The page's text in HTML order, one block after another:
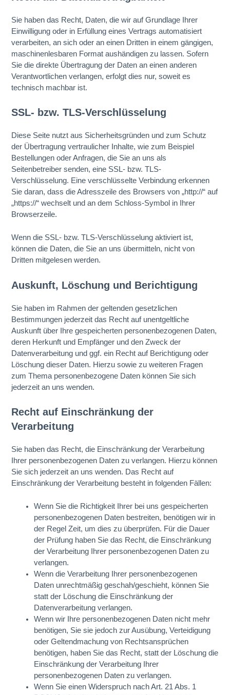
Sie haben das Recht, Daten, die wir auf Grundlage Ihrer
Einwilligung oder in Erfüllung eines Vertrags automatisiert
verarbeiten, an sich oder an einen Dritten in einem gängigen,
maschinenlesbaren Format aushändigen zu lassen. Sofern
Sie die direkte Übertragung der Daten an einen anderen
Verantwortlichen verlangen, erfolgt dies nur, soweit es
technisch machbar ist.
SSL- bzw. TLS-Verschlüsselung
Diese Seite nutzt aus Sicherheitsgründen und zum Schutz
der Übertragung vertraulicher Inhalte, wie zum Beispiel
Bestellungen oder Anfragen, die Sie an uns als
Seitenbetreiber senden, eine SSL- bzw. TLS-
Verschlüsselung. Eine verschlüsselte Verbindung erkennen
Sie daran, dass die Adresszeile des Browsers von „http://“ auf
„https://“ wechselt und an dem Schloss-Symbol in Ihrer
Browserzeile.
Wenn die SSL- bzw. TLS-Verschlüsselung aktiviert ist,
können die Daten, die Sie an uns übermitteln, nicht von
Dritten mitgelesen werden.
Auskunft, Löschung und Berichtigung
Sie haben im Rahmen der geltenden gesetzlichen
Bestimmungen jederzeit das Recht auf unentgeltliche
Auskunft über Ihre gespeicherten personenbezogenen Daten,
deren Herkunft und Empfänger und den Zweck der
Datenverarbeitung und ggf. ein Recht auf Berichtigung oder
Löschung dieser Daten. Hierzu sowie zu weiteren Fragen
zum Thema personenbezogene Daten können Sie sich
jederzeit an uns wenden.
Recht auf Einschränkung der
Verarbeitung
Sie haben das Recht, die Einschränkung der Verarbeitung
Ihrer personenbezogenen Daten zu verlangen. Hierzu können
Sie sich jederzeit an uns wenden. Das Recht auf
Einschränkung der Verarbeitung besteht in folgenden Fällen:
Wenn Sie die Richtigkeit Ihrer bei uns gespeicherten
personenbezogenen Daten bestreiten, benötigen wir in
der Regel Zeit, um dies zu überprüfen. Für die Dauer
der Prüfung haben Sie das Recht, die Einschränkung
der Verarbeitung Ihrer personenbezogenen Daten zu
verlangen.
Wenn die Verarbeitung Ihrer personenbezogenen
Daten unrechtmäßig geschah/geschieht, können Sie
statt der Löschung die Einschränkung der
Datenverarbeitung verlangen.
Wenn wir Ihre personenbezogenen Daten nicht mehr
benötigen, Sie sie jedoch zur Ausübung, Verteidigung
oder Geltendmachung von Rechtsansprüchen
benötigen, haben Sie das Recht, statt der Löschung die
Einschränkung der Verarbeitung Ihrer
personenbezogenen Daten zu verlangen.
Wenn Sie einen Widerspruch nach Art. 21 Abs. 1